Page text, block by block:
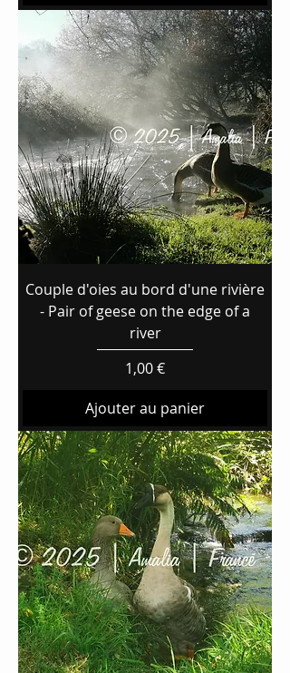
Couple d'oies au bord d'une rivière
- Pair of geese on the edge of a
river
Prix
1,00 €
Ajouter au panier